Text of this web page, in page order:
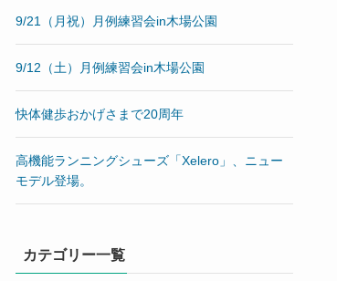
9/21（月祝）月例練習会in木場公園
9/12（土）月例練習会in木場公園
快体健歩おかげさまで20周年
高機能ランニングシューズ「Xelero」、ニュー
モデル登場。
カテゴリー一覧